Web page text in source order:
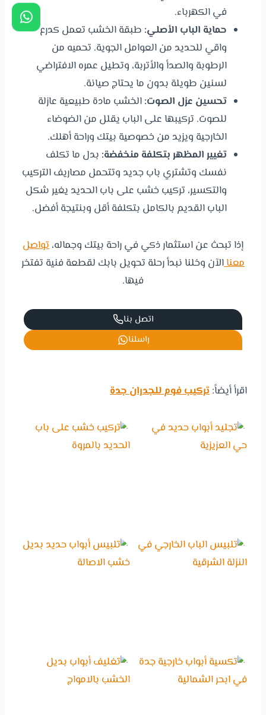
في الكهرباء.
حماية الباب الأصلي: طبقة الخشب تعمل كدرع
واقي للحديد من العوامل الجوية. تحميه من
الرطوبة والصدأ والأتربة، وتطيل عمره الافتراضي
لسنين طويلة بدون ما يحتاج صيانة.
تحسين عزل الصوت:الخشب مادة طبيعية عازلة
للصوت. تركيبها على الباب يقلل من الضوضاء
الخارجية ويزيد من خصوصية بيتك وراحة أهلك.
تغيير المظهر بتكلفة منخفضة: بدل ما تكلف
نفسك وتشتري باب جديد وتتحمل مصاريف التركيب
والتكسير، تركيب خشب على باب الحديد يغير شكل
الباب القديم بالكامل بتكلفة أقل وبنتيجة أفضل.
إذا تبحث عن استثمار ذكي في راحة بيتك وجماله،تواصل
معناالآن وخلنا نبدأ رحلة تحويل بابك لقطعة فنية تفتخر
فيها.
اتصل بنا
راسلنا
اقرأ أيضاً:تركيب فوم للجدران جدة